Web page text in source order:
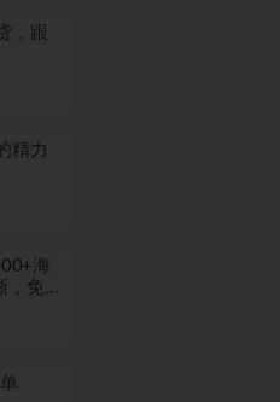
，跟
精力
海
，免